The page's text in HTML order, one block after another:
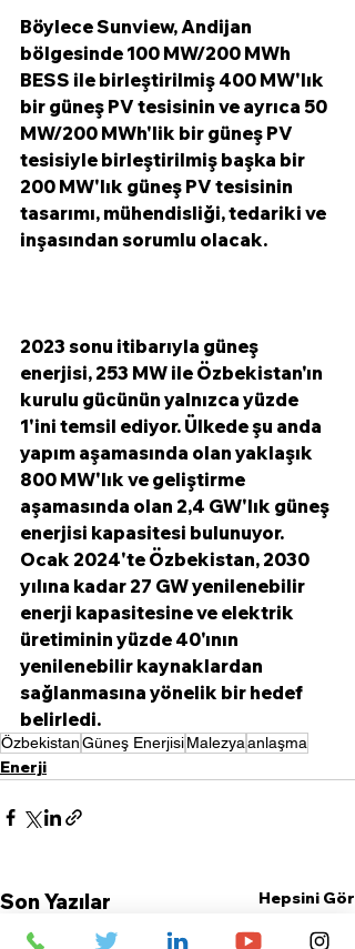
Böylece Sunview, Andijan
bölgesinde 100 MW/200 MWh
BESS ile birleştirilmiş 400 MW'lık
bir güneş PV tesisinin ve ayrıca 50
MW/200 MWh'lik bir güneş PV
tesisiyle birleştirilmiş başka bir
200 MW'lık güneş PV tesisinin
tasarımı, mühendisliği, tedariki ve
inşasından sorumlu olacak.
2023 sonu itibarıyla güneş
enerjisi, 253 MW ile Özbekistan'ın
kurulu gücünün yalnızca yüzde
1'ini temsil ediyor. Ülkede şu anda
yapım aşamasında olan yaklaşık
800 MW'lık ve geliştirme
aşamasında olan 2,4 GW'lık güneş
enerjisi kapasitesi bulunuyor.
Ocak 2024'te Özbekistan, 2030
yılına kadar 27 GW yenilenebilir
enerji kapasitesine ve elektrik
üretiminin yüzde 40'ının
yenilenebilir kaynaklardan
sağlanmasına yönelik bir hedef
belirledi.
ÖzbekistanGüneş EnerjisiMalezyaanlaşma
Enerji
Son Yazılar Hepsini Gör